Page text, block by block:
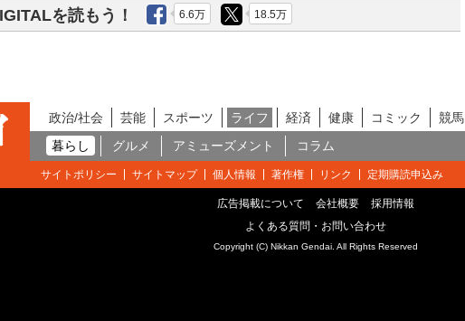
を読もう！ 6.6万 18.5万
政治/社会 芸能 スポーツ ライフ 経済 健康 コミック 競馬
暮らし
グルメ アミューズメント コラム
サイトポリシー サイトマップ 個人情報 著作権 リンク 定期購読申込み
広告掲載について 会社概要
採用情報
よくある質問・お問い合わせ
Copyright (C) Nikkan Gendai. All Rights Reserved